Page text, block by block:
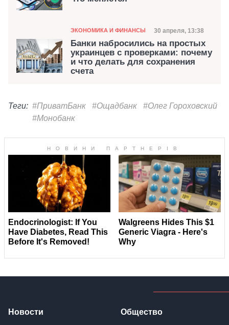
Категория
ЭКОНОМИКА И ФИНАНСЫ Дата
30 апреля, 13:38
Банки набросились на простых
украинцев с проверками: почему
и что делать для сохранения
счета
Теги: #ПриватБанк #Ощадбанк
#Олег Гороховский
#Монобанк
Новости Общество